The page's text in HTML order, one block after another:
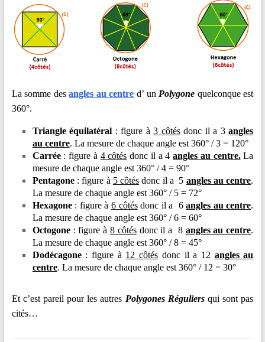
La somme desangles au centre d’ un Polygone quelconque est
360°.
Triangle équilatéral : figure à3 côtésdonc il a 3angles
au centre. La mesure de chaque angle est 360° / 3 = 120°
Carrée: figure à 4 côtés donc il a 4angles au centre.La
mesure de chaque angle est 360° / 4 = 90°
Pentagone: figure à 5 côtés donc il a 5 angles au centre.
La mesure de chaque angle est 360° / 5 = 72°
Hexagone: figure à6 côtésdonc il a 6angles au centre.
La mesure de chaque angle est 360° / 6 = 60°
Octogone: figure à 8 côtésdonc il a 8 angles au centre.
La mesure de chaque angle est 360° / 8 = 45°
Dodécagone: figure à 12 côtés donc il a 12 angles au
centre. La mesure de chaque angle est 360° / 12 = 30°
Et c’est pareil pour les autres Polygones Réguliersqui sont pas
cités…